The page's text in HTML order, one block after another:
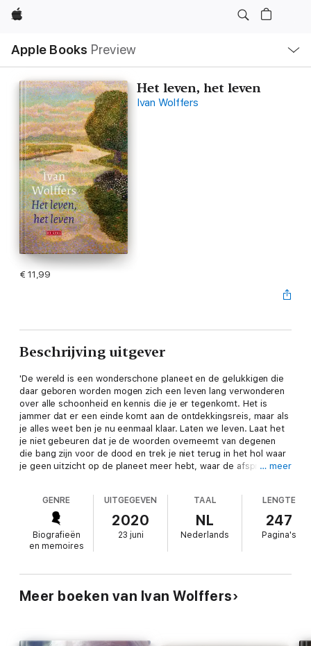
Apple
Apple Books Preview
lokaal
navigatiemenu
Het leven, het leven
Ivan Wolffers
€ 11,99
Beschrijving uitgever
'De wereld is een wonderschone planeet en de gelukkigen die
daar geboren worden mogen zich een leven lang verwonderen
over alle schoonheid en kennis die je er tegenkomt. Het is
jammer dat er een einde komt aan de ontdekkingsreis, maar als
je alles weet ben je nu eenmaal klaar. Laten we leven. Laat het
je niet gebeuren dat je de woorden overneemt van degenen
die bang zijn voor de dood en trek je niet terug in het hol waar
je geen uitzicht op de planeet meer hebt, waar de afspraken
je alles weet.'
Al jarenlang leeft arts en schrijver Ivan Wolffers in de
weet beziet hij het leven in een ander licht. Het leven, het
leven is een bundeling van zijn meest persoonlijke, ontroerende
en indrukwekkende bespiegelingen en verhalen.
… meer
GENRE
Biografieën
en memoires
UITGEGEVEN
2020
23 juni
TAAL
NL
Nederlands
LENGTE
247
Pagina's
Meer boeken van Ivan Wolffers